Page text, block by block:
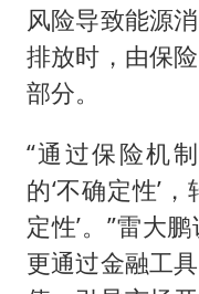
风险导致能源
排放时，由保
部分。
“通过保险机
的‘不确定性’
定性’。”雷大
更通过金融工